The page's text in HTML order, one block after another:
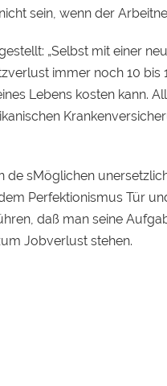
sein, wenn der
„Selbst mit einer
immer noch 10 bis
Lebens kosten kann.
de sMöglichen
Perfektionismus Tür
daß man seine
Jobverlust stehen.